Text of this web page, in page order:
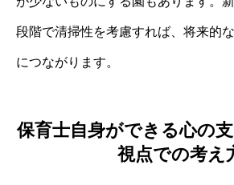
段階で清掃性を考慮すれば、将来的
につながります。
保育士自身ができる心の
視点での考え